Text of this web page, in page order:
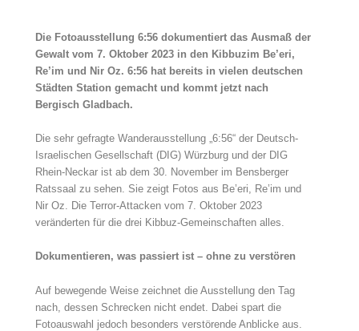
Die Fotoausstellung 6:56 dokumentiert das Ausmaß der
Gewalt vom 7. Oktober 2023 in den Kibbuzim Be’eri,
Re’im und Nir Oz. 6:56 hat bereits in vielen deutschen
Städten Station gemacht und kommt jetzt nach
Bergisch Gladbach.
Die sehr gefragte Wanderausstellung „6:56“ der Deutsch-
Israelischen Gesellschaft (DIG) Würzburg und der DIG
Rhein-Neckar ist ab dem 30. November im Bensberger
Ratssaal zu sehen. Sie zeigt Fotos aus Be’eri, Re’im und
Nir Oz. Die Terror-Attacken vom 7. Oktober 2023
veränderten für die drei Kibbuz-Gemeinschaften alles.
Dokumentieren, was passiert ist – ohne zu verstören
Auf bewegende Weise zeichnet die Ausstellung den Tag
nach, dessen Schrecken nicht endet. Dabei spart die
Fotoauswahl jedoch besonders verstörende Anblicke aus.